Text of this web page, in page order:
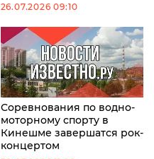
26.07.2026 09:10
Соревнования по водно-
моторному спорту в
Кинешме завершатся рок-
концертом